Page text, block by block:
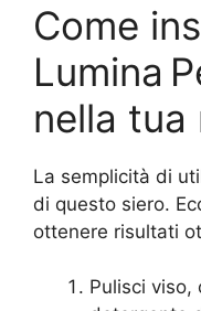
Come
Lumina
nella tua
La semplicità di
di questo siero.
ottenere risultati
Pulisci viso,